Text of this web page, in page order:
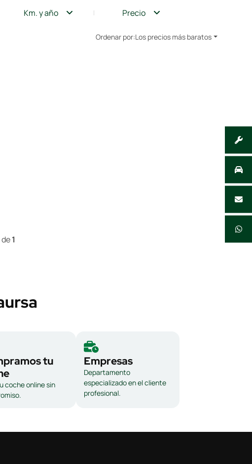
Km. y año Precio
Ordenar por:Los precios más baratos
1
tu
coche online sin
Empresas
Departamento
especializado en el cliente
profesional.